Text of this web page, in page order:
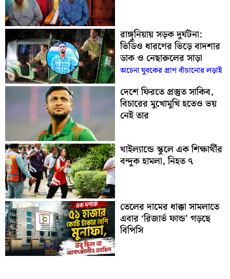
রাঙ্গুনিয়ায় সড়ক দুর্ঘটনা:
ভিডিও ধারণের ভিড়ে বাদশার
ডাক ও নেছারুলের সাড়া
অচেনা যুবকের প্রাণ বাঁচানোর লড়াই
দেশে ফিরতে প্রস্তুত সাকিব,
বিচারের মুখোমুখি হতেও ভয়
নেই তার
থাইল্যান্ডে স্কুলে এক শিক্ষার্থীর
বন্দুক হামলা, নিহত ৭
তেলের দামের ধাক্কা সামলাতে
এবার ‘রিজার্ভ ফান্ড’ গড়ছে
বিপিসি